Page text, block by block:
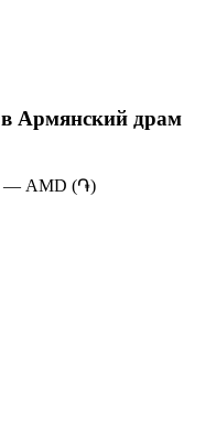
Армянский драм
— AMD (֏)